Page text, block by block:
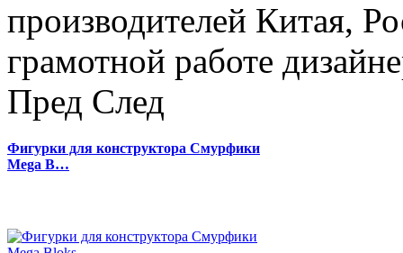
производителей Китая,
грамотной работе
Пред След
Фигурки для конструктора Смурфики
Mega B…